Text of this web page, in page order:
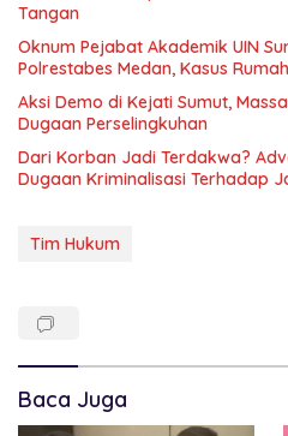
Tangan
Oknum Pejabat Akademik UIN
Polrestabes Medan, Kasus
Aksi Demo di Kejati Sumut,
Dugaan Perselingkuhan
Dari Korban Jadi Terdakwa?
Dugaan Kriminalisasi Terhadap
Tim Hukum
Baca Juga